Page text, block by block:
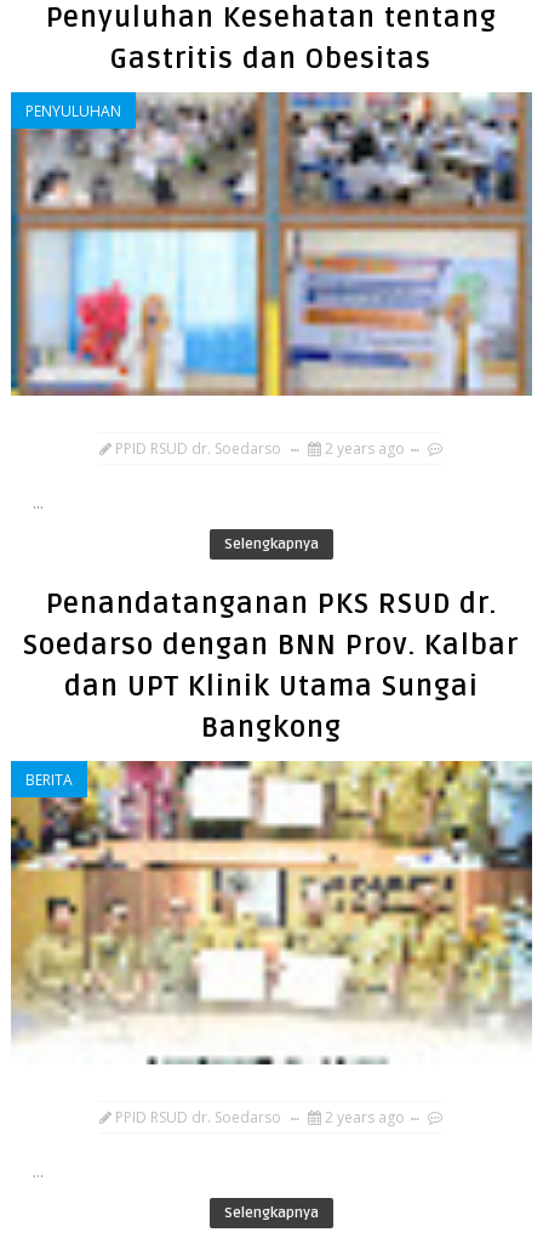
Penyuluhan Kesehatan tentang
Gastritis dan Obesitas
PENYULUHAN
PPID RSUD dr. Soedarso 2 years ago
...
Selengkapnya
Penandatanganan PKS RSUD dr.
Soedarso dengan BNN Prov. Kalbar
dan UPT Klinik Utama Sungai
Bangkong
BERITA
PPID RSUD dr. Soedarso 2 years ago
...
Selengkapnya